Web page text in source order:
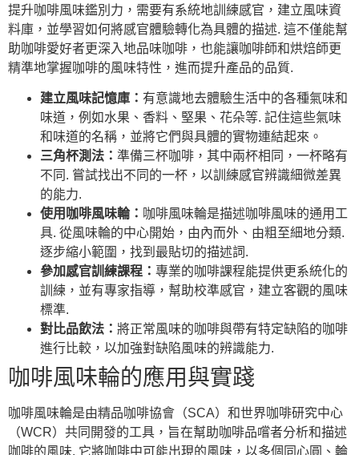
提升咖啡風味鑑別力，需要有系統地訓練感官，建立風味資
料庫，並學習如何將感官體驗轉化為具體的描述. 這不僅能幫
助咖啡愛好者更深入地品味咖啡，也能讓咖啡師和烘焙師更
精準地掌握咖啡的風味特性，進而提升產品的品質.
建立風味記憶庫： 有意識地去體驗生活中的各種氣味和
味道，例如水果、香料、堅果、花朵等. 記住這些氣味
和味道的名稱，並將它們與具體的實物連結起來。
三角杯測法： 準備三杯咖啡，其中兩杯相同，一杯略有
不同. 嘗試找出不同的一杯，以訓練感官辨識細微差異
的能力.
使用咖啡風味輪： 咖啡風味輪是描述咖啡風味的通用工
具. 從風味輪的中心開始，由內而外、由粗至細地分類.
逐步縮小範圍，找到最貼切的描述詞.
參加感官訓練課程： 專業的咖啡課程能提供更系統化的
訓練，並有專家指導，幫助校準感官，建立客觀的風味
標準.
對比品飲法： 將正常風味的咖啡與帶有特定缺陷的咖啡
進行比較，以加強對缺陷風味的辨識能力.
咖啡風味輪的應用與實踐
咖啡風味輪是由精品咖啡協會（SCA）和世界咖啡研究中心
（WCR）共同開發的工具，旨在幫助咖啡品嚐者分析和描述
咖啡的風味. 它將咖啡中可能出現的風味，以多個同心圓、輪